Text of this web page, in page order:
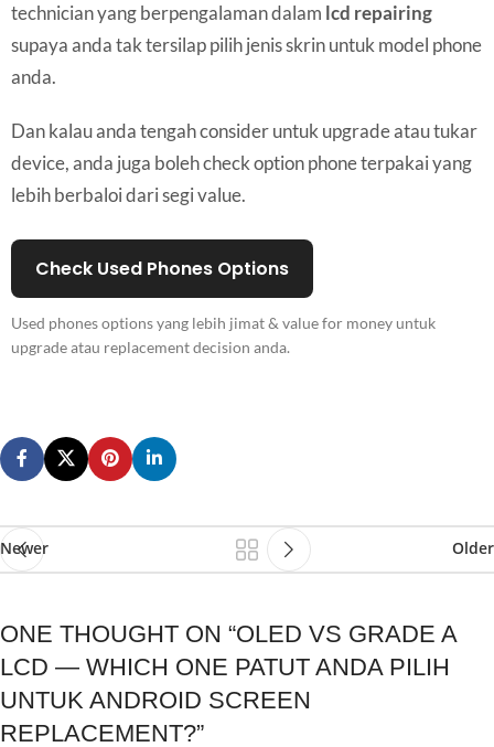
technician yang berpengalaman dalam lcd repairing
supaya anda tak tersilap pilih jenis skrin untuk model phone
anda.
Dan kalau anda tengah consider untuk upgrade atau tukar
device, anda juga boleh check option phone terpakai yang
lebih berbaloi dari segi value.
Check Used Phones Options
Used phones options yang lebih jimat & value for money untuk
upgrade atau replacement decision anda.
Newer Older
ONE THOUGHT ON “OLED VS GRADE A
LCD — WHICH ONE PATUT ANDA PILIH
UNTUK ANDROID SCREEN
REPLACEMENT?”